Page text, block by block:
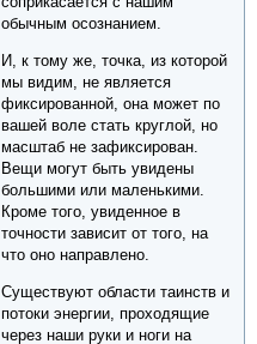
обычным осознанием.
И, к тому же, точка, из которой
мы видим, не является
фиксированной, она может по
вашей воле стать круглой, но
масштаб не зафиксирован.
Вещи могут быть увидены
большими или маленькими.
Кроме того, увиденное в
точности зависит от того, на
что оно направлено.
Существуют области таинств и
потоки энергии, проходящие
через наши руки и ноги на